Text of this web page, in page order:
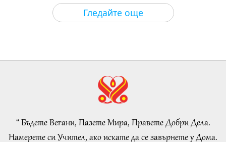
Гледайте още
Важните Новини 2026-08-06 1095
35:06
21:43
Islamic Ethics on Water:
of 2
“ Бъдете Вегани, Пазете Мира, Правете Добри Дела.
Намерете си Учител, ако искате да се завърнете у Дома.